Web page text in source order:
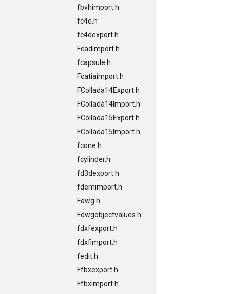
fbvhimport.h
fc4d.h
fc4dexport.h
Fcadimport.h
fcapsule.h
Fcatiaimport.h
FCollada14Export.h
FCollada14Import.h
FCollada15Export.h
FCollada15Import.h
fcone.h
fcylinder.h
fd3dexport.h
fdemimport.h
Fdwg.h
Fdwgobjectvalues.h
fdxfexport.h
fdxfimport.h
fedit.h
Ffbxexport.h
Ffbximport.h